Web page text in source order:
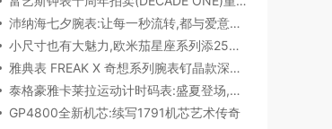
沛纳海七夕腕表:让每一秒流转,都与爱意同行
小尺寸也有大魅力,欧米茄星座系列添25mm/28mm新作,精致感拉满
雅典表 FREAK X 奇想系列腕表钌晶款深度解读​
泰格豪雅卡莱拉运动计时码表:盛夏登场,精密机械诠释极速魅力
GP4800全新机芯:续写1791机芯艺术传奇